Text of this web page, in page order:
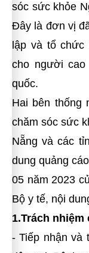
sóc sức khỏe
Đây là đơn vị
lập và tổ
cho người
quốc.
Hai bên thống
chăm sóc sức
Nẵng và các
dung quảng
05 năm 2023
Bộ y tế, nội
1.Trách nhiệm
- Tiếp nhận và